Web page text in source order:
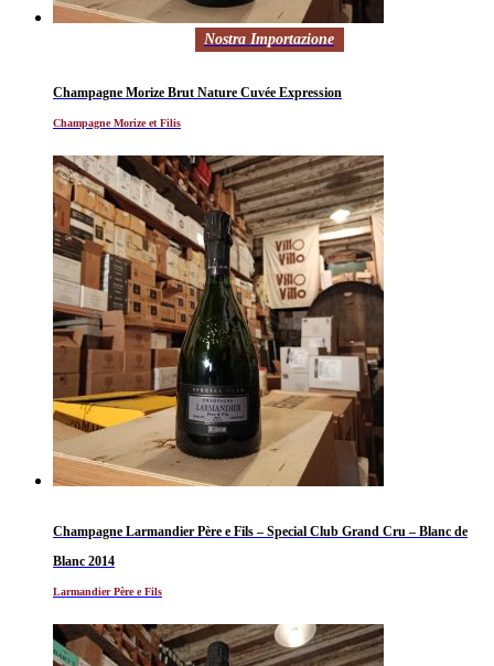
Nostra Importazione
Champagne Morize Brut Nature Cuvée Expression
Champagne Morize et Filis
Champagne Larmandier Père e Fils – Special Club Grand Cru – Blanc de
Blanc 2014
Larmandier Père e Fils